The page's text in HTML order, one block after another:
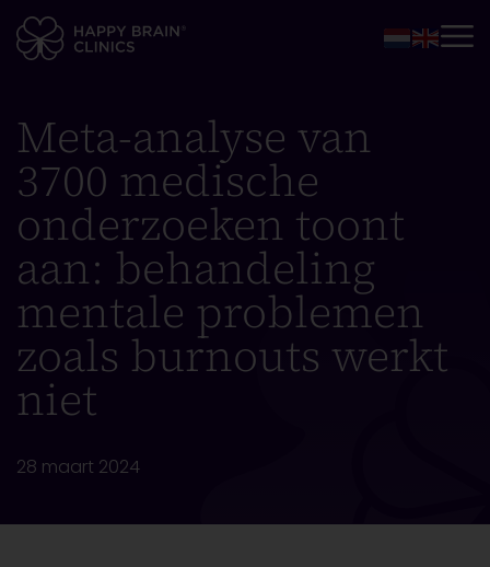
Meta-analyse van
3700 medische
onderzoeken toont
aan: behandeling
mentale problemen
zoals burnouts werkt
niet
28 maart 2024